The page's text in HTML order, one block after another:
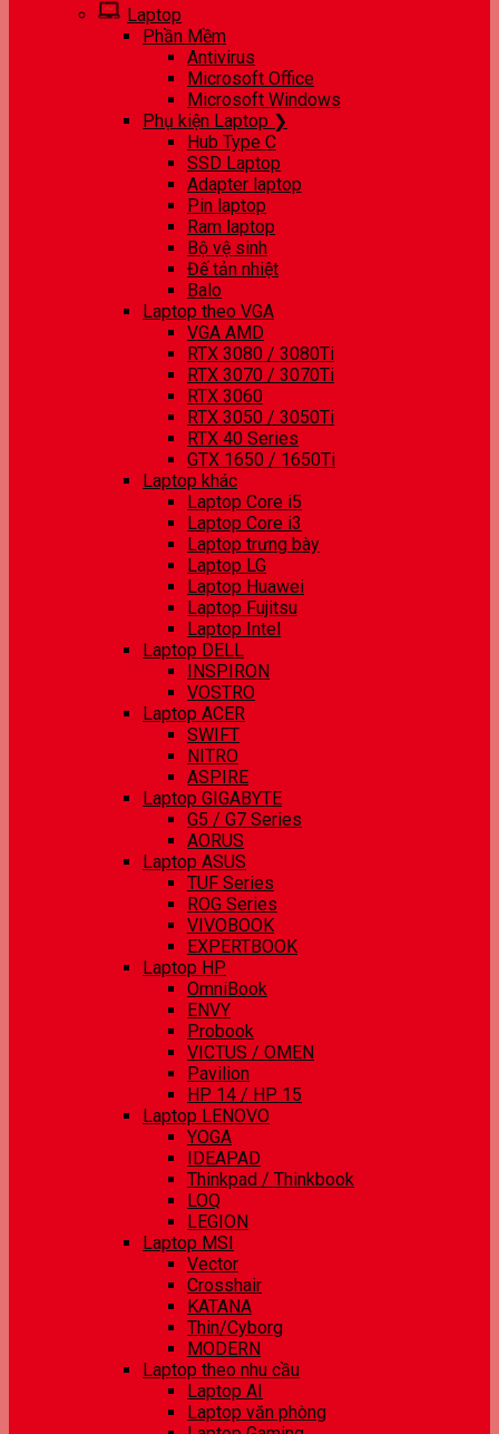
Laptop
Phần Mềm
Antivirus
Microsoft Office
Microsoft Windows
Phụ kiện Laptop ❯
Hub Type C
SSD Laptop
Adapter laptop
Pin laptop
Ram laptop
Bộ vệ sinh
Đế tản nhiệt
Balo
Laptop theo VGA
VGA AMD
RTX 3080 / 3080Ti
RTX 3070 / 3070Ti
RTX 3060
RTX 3050 / 3050Ti
RTX 40 Series
GTX 1650 / 1650Ti
Laptop khác
Laptop Core i5
Laptop Core i3
Laptop trưng bày
Laptop LG
Laptop Huawei
Laptop Fujitsu
Laptop Intel
Laptop DELL
INSPIRON
VOSTRO
Laptop ACER
SWIFT
NITRO
ASPIRE
Laptop GIGABYTE
G5 / G7 Series
AORUS
Laptop ASUS
TUF Series
ROG Series
VIVOBOOK
EXPERTBOOK
Laptop HP
OmniBook
ENVY
Probook
VICTUS / OMEN
Pavilion
HP 14 / HP 15
Laptop LENOVO
YOGA
IDEAPAD
Thinkpad / Thinkbook
LOQ
LEGION
Laptop MSI
Vector
Crosshair
KATANA
Thin/Cyborg
MODERN
Laptop theo nhu cầu
Laptop AI
Laptop văn phòng